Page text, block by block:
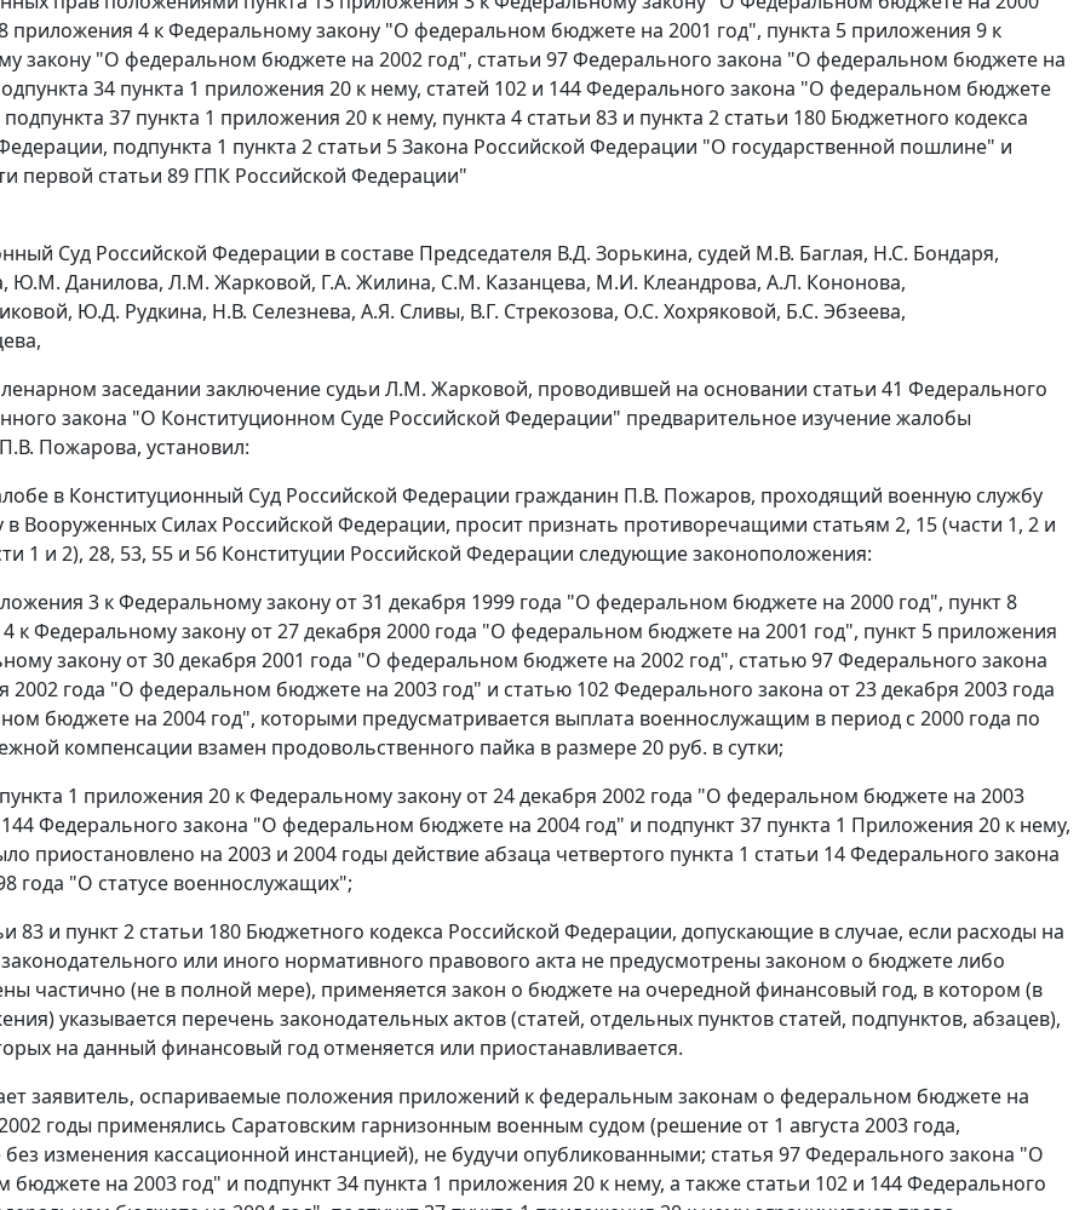
приложения 4 к Федеральному закону "О федеральном бюджете на 2001 год", пункта 5 приложения 9 к
закону "О федеральном бюджете на 2002 год", статьи 97 Федерального закона "О федеральном бюджете на
34 пункта 1 приложения 20 к нему, статей 102 и 144 Федерального закона "О федеральном бюджете
37 пункта 1 приложения 20 к нему, пункта 4 статьи 83 и пункта 2 статьи 180 Бюджетного кодекса
подпункта 1 пункта 2 статьи 5 Закона Российской Федерации "О государственной пошлине" и
первой статьи 89 ГПК Российской Федерации"
Суд Российской Федерации в составе Председателя В.Д. Зорькина, судей М.В. Баглая, Н.С. Бондаря,
Ю.М. Данилова, Л.М. Жарковой, Г.А. Жилина, С.М. Казанцева, М.И. Клеандрова, А.Л. Кононова,
Ю.Д. Рудкина, Н.В. Селезнева, А.Я. Сливы, В.Г. Стрекозова, О.С. Хохряковой, Б.С. Эбзеева,
заседании заключение судьи Л.М. Жарковой, проводившей на основании статьи 41 Федерального
закона "О Конституционном Суде Российской Федерации" предварительное изучение жалобы
Пожарова, установил:
в Конституционный Суд Российской Федерации гражданин П.В. Пожаров, проходящий военную службу
в Вооруженных Силах Российской Федерации, просит признать противоречащими статьям 2, 15 (части 1, 2 и
1 и 2), 28, 53, 55 и 56 Конституции Российской Федерации следующие законоположения:
3 кФедеральному закону от 31 декабря 1999 года "О федеральном бюджете на 2000 год", пункт 8
кФедеральному закону от 27 декабря 2000 года "О федеральном бюджете на 2001 год", пункт 5 приложения
закону от 30 декабря 2001 года "О федеральном бюджете на 2002 год", статью 97Федерального закона
2002 года "О федеральном бюджете на 2003 год" и статью 102Федерального закона от 23 декабря 2003 года
бюджете на 2004 год", которыми предусматривается выплата военнослужащим в период с 2000 года по
компенсации взамен продовольственного пайка в размере 20 руб. в сутки;
1 приложения 20 к Федеральному закону от 24 декабря 2002 года "О федеральном бюджете на 2003
Федерального закона "О федеральном бюджете на 2004 год" и подпункт 37 пункта 1 Приложения 20 к нему,
приостановлено на 2003 и 2004 годы действиеабзаца четвертого пункта 1 статьи 14Федерального закона
года "О статусе военнослужащих";
83 и пункт 2 статьи 180 Бюджетного кодекса Российской Федерации, допускающие в случае, если расходы на
или иного нормативного правового акта не предусмотрены законом о бюджете либо
частично (не в полной мере), применяется закон о бюджете на очередной финансовый год, в котором (в
указывается перечень законодательных актов (статей, отдельных пунктов статей, подпунктов, абзацев),
на данный финансовый год отменяется или приостанавливается.
заявитель, оспариваемые положения приложений к федеральным законам о федеральном бюджете на
годы применялись Саратовским гарнизонным военным судом (решение от 1 августа 2003 года,
без изменения кассационной инстанцией), не будучи опубликованными; статья 97Федерального закона "О
бюджете на 2003 год" и подпункт 34 пункта 1 приложения 20 к нему, а также статьи 102 и 144Федерального